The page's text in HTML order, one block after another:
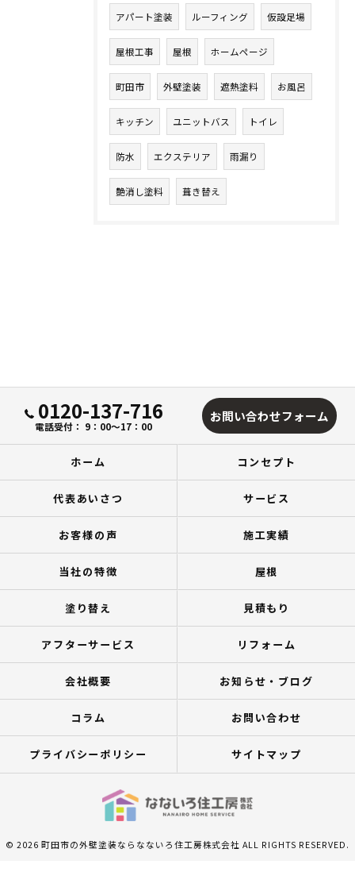
アパート塗装 ルーフィング 仮設足場
屋根工事 屋根 ホームページ
町田市 外壁塗装 遮熱塗料 お風呂
キッチン ユニットバス トイレ
防水 エクステリア 雨漏り
艶消し塗料 葺き替え
0120-137-716
電話受付： 9：00～17：00
お問い合わせフォーム
ホーム コンセプト
代表あいさつ サービス
お客様の声 施工実績
当社の特徴 屋根
塗り替え 見積もり
アフターサービス リフォーム
会社概要 お知らせ・ブログ
コラム お問い合わせ
プライバシーポリシー サイトマップ
© 2026 町田市の外壁塗装ならなないろ住工房株式会社 ALL RIGHTS RESERVED.